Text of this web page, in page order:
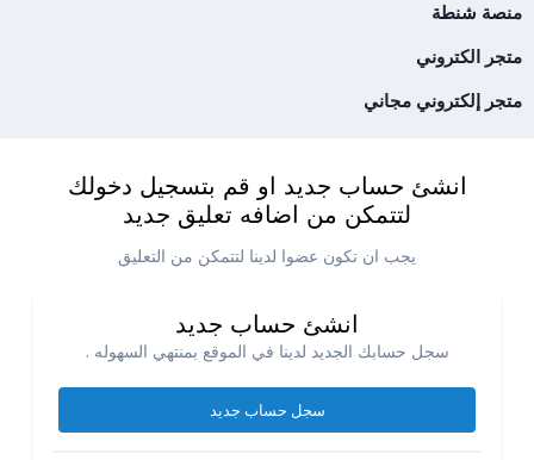
منصة شنطة
متجر الكتروني
متجر إلكتروني مجاني
انشئ حساب جديد او قم بتسجيل دخولك
لتتمكن من اضافه تعليق جديد
يجب ان تكون عضوا لدينا لتتمكن من التعليق
انشئ حساب جديد
سجل حسابك الجديد لدينا في الموقع بمنتهي السهوله .
سجل حساب جديد